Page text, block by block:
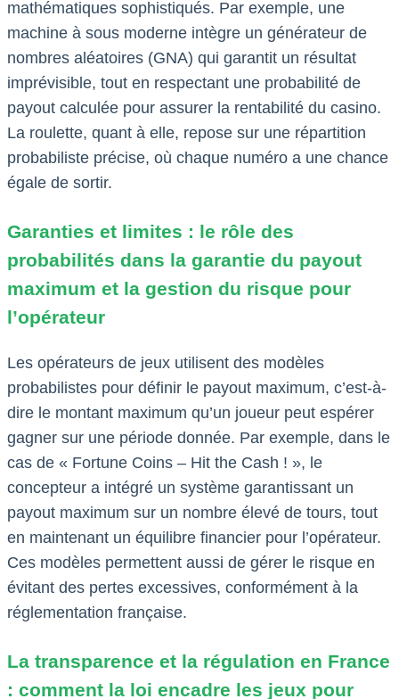
mathématiques sophistiqués. Par exemple, une
machine à sous moderne intègre un générateur de
nombres aléatoires (GNA) qui garantit un résultat
imprévisible, tout en respectant une probabilité de
payout calculée pour assurer la rentabilité du casino.
La roulette, quant à elle, repose sur une répartition
probabiliste précise, où chaque numéro a une chance
égale de sortir.
Garanties et limites : le rôle des
probabilités dans la garantie du payout
maximum et la gestion du risque pour
l’opérateur
Les opérateurs de jeux utilisent des modèles
probabilistes pour définir le payout maximum, c’est-à-
dire le montant maximum qu’un joueur peut espérer
gagner sur une période donnée. Par exemple, dans le
cas de « Fortune Coins – Hit the Cash ! », le
concepteur a intégré un système garantissant un
payout maximum sur un nombre élevé de tours, tout
en maintenant un équilibre financier pour l’opérateur.
Ces modèles permettent aussi de gérer le risque en
évitant des pertes excessives, conformément à la
réglementation française.
La transparence et la régulation en France
: comment la loi encadre les jeux pour